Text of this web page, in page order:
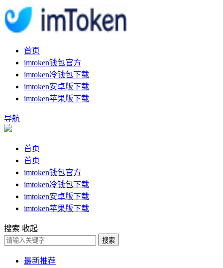
首页
imtoken钱包官方
imtoken冷钱包下载
imtoken安卓版下载
imtoken苹果版下载
导航
首页
首页
imtoken钱包官方
imtoken冷钱包下载
imtoken安卓版下载
imtoken苹果版下载
搜索 收起
搜索
最新推荐